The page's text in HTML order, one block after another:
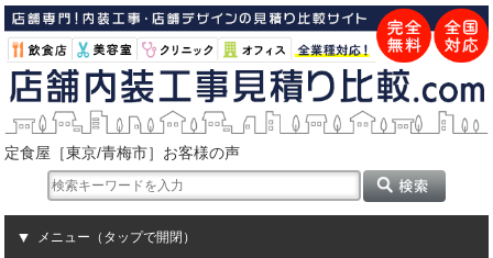
定食屋［東京/青梅市］お客様の声
メニュー（タップで開閉）